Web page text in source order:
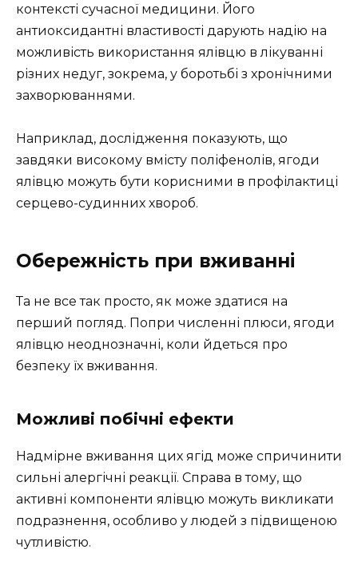
контексті сучасної медицини. Його
антиоксидантні властивості дарують надію на
можливість використання ялівцю в лікуванні
різних недуг, зокрема, у боротьбі з хронічними
захворюваннями.
Наприклад, дослідження показують, що
завдяки високому вмісту поліфенолів, ягоди
ялівцю можуть бути корисними в профілактиці
серцево-судинних хвороб.
Обережність при вживанні
Та не все так просто, як може здатися на
перший погляд. Попри численні плюси, ягоди
ялівцю неоднозначні, коли йдеться про
безпеку їх вживання.
Можливі побічні ефекти
Надмірне вживання цих ягід може спричинити
сильні алергічні реакції. Справа в тому, що
активні компоненти ялівцю можуть викликати
подразнення, особливо у людей з підвищеною
чутливістю.